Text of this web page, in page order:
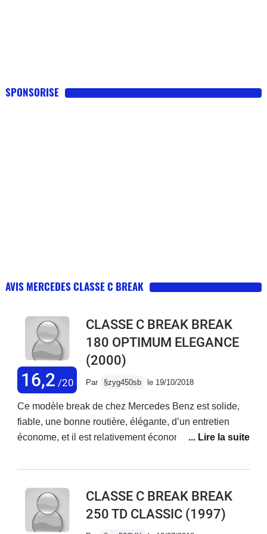
SPONSORISE
AVIS MERCEDES CLASSE C BREAK
16,2 /20
CLASSE C BREAK BREAK
180 OPTIMUM ELEGANCE
(2000)
Par §zyg450sb le 19/10/2018
Ce modèle break de chez Mercedes Benz est solide,
fiable, une bonne routière, élégante, d’un entretien
économe, et il est relativement économe dans sa
sur grande route. Propriétaire de cette voiture depuis
CLASSE C BREAK BREAK
250 TD CLASSIC (1997)